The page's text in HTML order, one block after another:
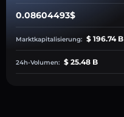
0.08604493$
Marktkapitalisierung: $ 196.74 B
24h-Volumen: $ 25.48 B